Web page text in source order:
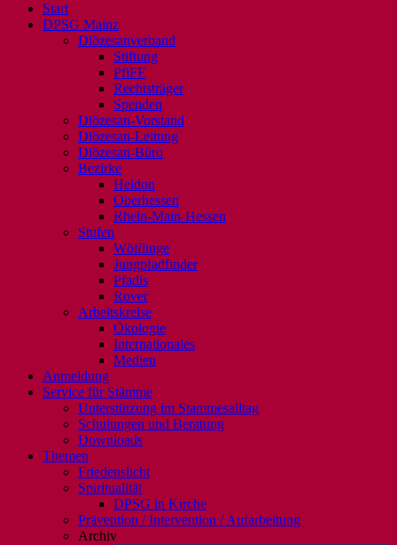
Start
DPSG Mainz
Diözesanverband
Stiftung
PfiFF
Rechtsträger
Spenden
Diözesan-Vorstand
Diözesan-Leitung
Diözesan-Büro
Bezirke
Heldon
Oberhessen
Rhein-Main-Hessen
Stufen
Wölflinge
Jungpfadfinder
Pfadis
Rover
Arbeitskreise
Ökologie
Internationales
Medien
Anmeldung
Service für Stämme
Unterstützung im Stammesalltag
Schulungen und Beratung
Downloads
Themen
Friedenslicht
Spiritualität
DPSG in Kirche
Prävention / Intervention / Aufarbeitung
Archiv